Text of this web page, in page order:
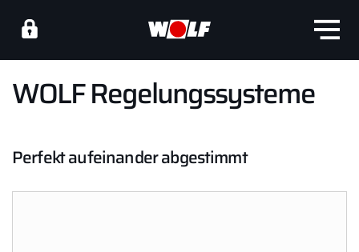
WOLF Regelungssysteme
Perfekt aufeinander abgestimmt